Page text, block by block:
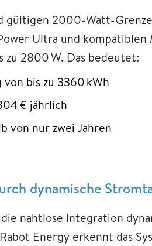
gültigen 2000-Watt-
Ultra und
zu 2800 W. Das bedeutet:
bis zu 3360 kWh
€ jährlich
von nur zwei Jahren
dynamische
nahtlose Integration
Energy erkennt das